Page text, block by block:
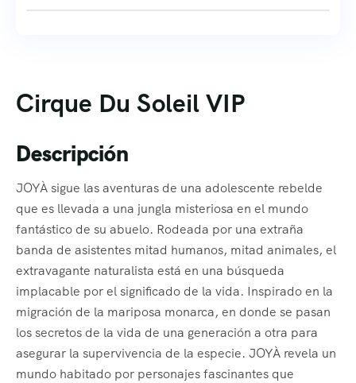
Cirque Du Soleil VIP
Descripción
JOYÀ sigue las aventuras de una adolescente rebelde
que es llevada a una jungla misteriosa en el mundo
fantástico de su abuelo. Rodeada por una extraña
banda de asistentes mitad humanos, mitad animales, el
extravagante naturalista está en una búsqueda
implacable por el significado de la vida. Inspirado en la
migración de la mariposa monarca, en donde se pasan
los secretos de la vida de una generación a otra para
asegurar la supervivencia de la especie. JOYÀ revela un
mundo habitado por personajes fascinantes que